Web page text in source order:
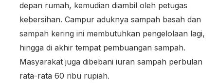
depan rumah, kemudian diambil oleh petugas
kebersihan. Campur aduknya sampah basah dan
sampah kering ini membutuhkan pengelolaan lagi,
hingga di akhir tempat pembuangan sampah.
Masyarakat juga dibebani iuran sampah perbulan
rata-rata 60 ribu rupiah.